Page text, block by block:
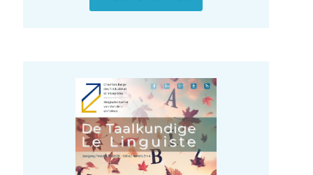
De Taalkundige – Le
Linguiste 2024-1